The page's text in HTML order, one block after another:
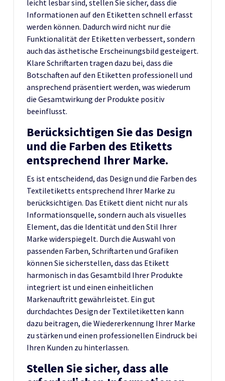
leicht lesbar sind, stellen Sie sicher, dass die
Informationen auf den Etiketten schnell erfasst
werden können. Dadurch wird nicht nur die
Funktionalität der Etiketten verbessert, sondern
auch das ästhetische Erscheinungsbild gesteigert.
Klare Schriftarten tragen dazu bei, dass die
Botschaften auf den Etiketten professionell und
ansprechend präsentiert werden, was wiederum
die Gesamtwirkung der Produkte positiv
beeinflusst.
Berücksichtigen Sie das Design
und die Farben des Etiketts
entsprechend Ihrer Marke.
Es ist entscheidend, das Design und die Farben des
Textiletiketts entsprechend Ihrer Marke zu
berücksichtigen. Das Etikett dient nicht nur als
Informationsquelle, sondern auch als visuelles
Element, das die Identität und den Stil Ihrer
Marke widerspiegelt. Durch die Auswahl von
passenden Farben, Schriftarten und Grafiken
können Sie sicherstellen, dass das Etikett
harmonisch in das Gesamtbild Ihrer Produkte
integriert ist und einen einheitlichen
Markenauftritt gewährleistet. Ein gut
durchdachtes Design der Textiletiketten kann
dazu beitragen, die Wiedererkennung Ihrer Marke
zu stärken und einen professionellen Eindruck bei
Ihren Kunden zu hinterlassen.
Stellen Sie sicher, dass alle